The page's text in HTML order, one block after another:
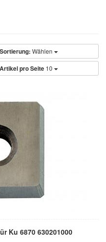
Sortierung: Wählen
Artikel pro Seite 10
Ku 6870 630201000